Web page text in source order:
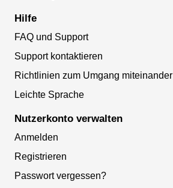
Hilfe
FAQ und Support
Support kontaktieren
Richtlinien zum Umgang miteinander
Leichte Sprache
Nutzerkonto verwalten
Anmelden
Registrieren
Passwort vergessen?